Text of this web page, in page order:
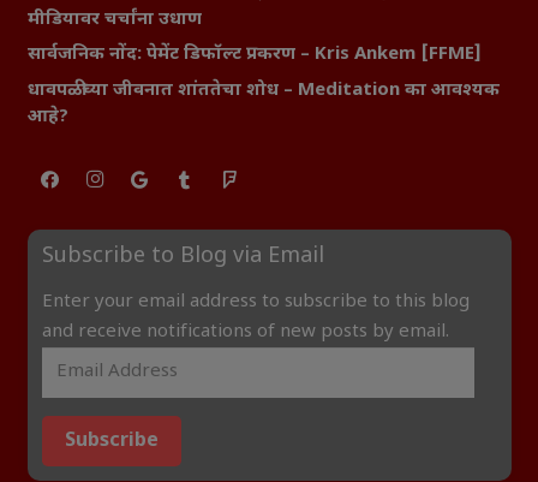
मीडियावर चर्चांना उधाण
सार्वजनिक नोंद: पेमेंट डिफॉल्ट प्रकरण – Kris Ankem [FFME]
धावपळीच्या जीवनात शांततेचा शोध – Meditation का आवश्यक
आहे?
Subscribe to Blog via Email
Enter your email address to subscribe to this blog
and receive notifications of new posts by email.
Subscribe